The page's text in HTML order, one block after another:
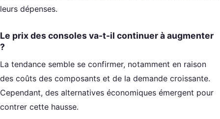
leurs dépenses.
Le prix des consoles va-t-il continuer à augmenter
?
La tendance semble se confirmer, notamment en raison
des coûts des composants et de la demande croissante.
Cependant, des alternatives économiques émergent pour
contrer cette hausse.